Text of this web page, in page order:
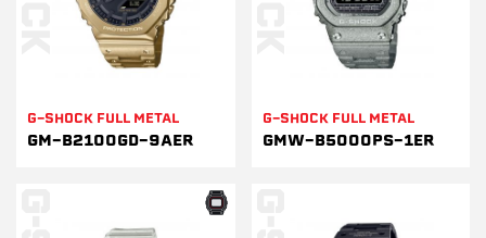
G-SHOCK FULL METAL
GM-B2100GD-9AER
G-SHOCK FULL METAL
GMW-B5000PS-1ER